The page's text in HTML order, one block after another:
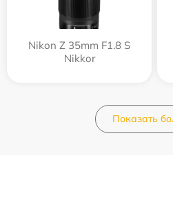
Nikon Z 35mm F1.8 S
Nikkor
Показать